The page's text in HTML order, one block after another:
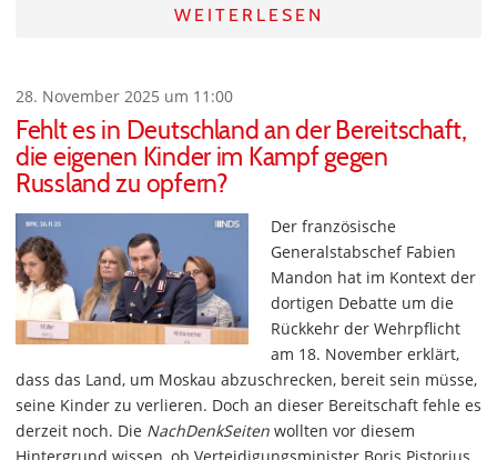
WEITERLESEN
28. November 2025 um 11:00
Fehlt es in Deutschland an der Bereitschaft,
die eigenen Kinder im Kampf gegen
Russland zu opfern?
Der französische
Generalstabschef Fabien
Mandon hat im Kontext der
dortigen Debatte um die
Rückkehr der Wehrpflicht
am 18. November erklärt,
dass das Land, um Moskau abzuschrecken, bereit sein müsse,
seine Kinder zu verlieren. Doch an dieser Bereitschaft fehle es
derzeit noch. Die NachDenkSeiten wollten vor diesem